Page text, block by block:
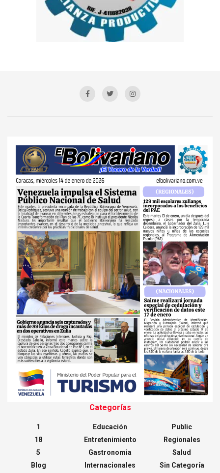
Categorías
1
18
5
Blog
Educación
Entretenimiento
Gastronomia
Internacionales
Public
Regionales
Salud
Sin Categoría